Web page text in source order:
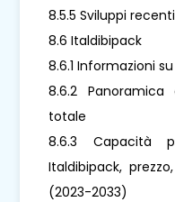
8.5.5 Sviluppi
8.6 Italdibipack
8.6.1 Informazioni
8.6.2
totale
8.6.3 Capacità
Italdibipack,
(2023-2033)